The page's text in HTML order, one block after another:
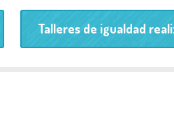
Talleres de igualdad